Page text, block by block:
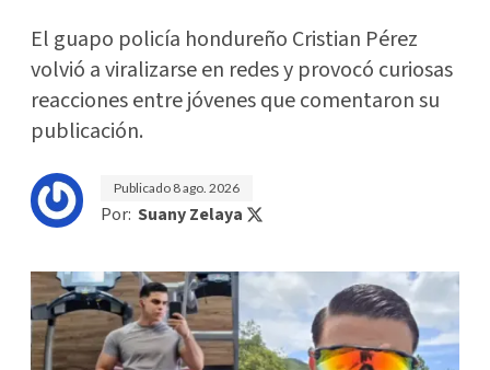
El guapo policía hondureño Cristian Pérez
volvió a viralizarse en redes y provocó curiosas
reacciones entre jóvenes que comentaron su
publicación.
Publicado 8 ago. 2026
Por: Suany Zelaya